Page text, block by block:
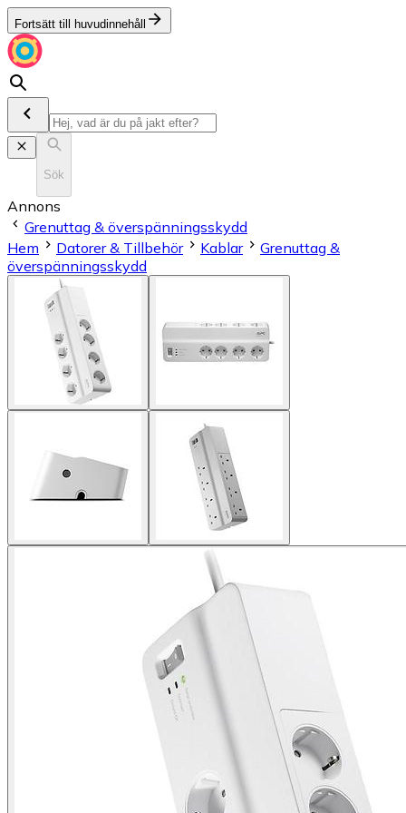
Fortsätt till huvudinnehåll
Sök
Annons
Grenuttag & överspänningsskydd
Hem
Datorer & Tillbehör Kablar
Grenuttag &
överspänningsskydd